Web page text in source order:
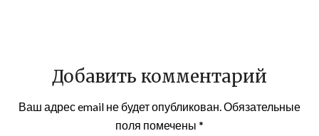
Добавить комментарий
Ваш адрес email не будет опубликован. Обязательные
поля помечены *